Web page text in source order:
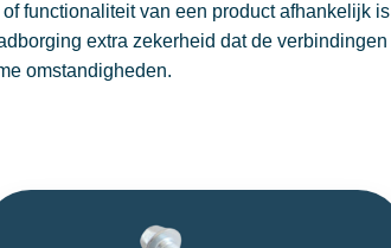
functionaliteit van een product afhankelijk is
extra zekerheid dat de verbindingen
omstandigheden.